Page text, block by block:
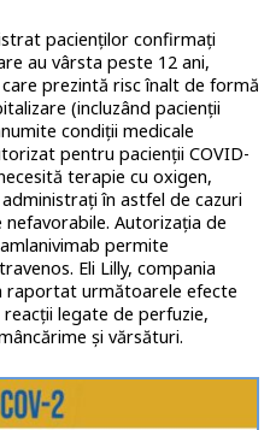
pacienților confirmați
au vârsta peste 12 ani,
prezintă risc înalt de formă
(incluzând pacienții
condiții medicale
pentru pacienții COVID-
terapie cu oxigen,
în astfel de cazuri
Autorizația de
permite
Eli Lilly, compania
raportat următoarele efecte
legate de perfuzie,
și vărsături.